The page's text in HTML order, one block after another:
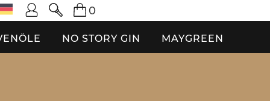
0
NO STORY GIN MAYGREEN